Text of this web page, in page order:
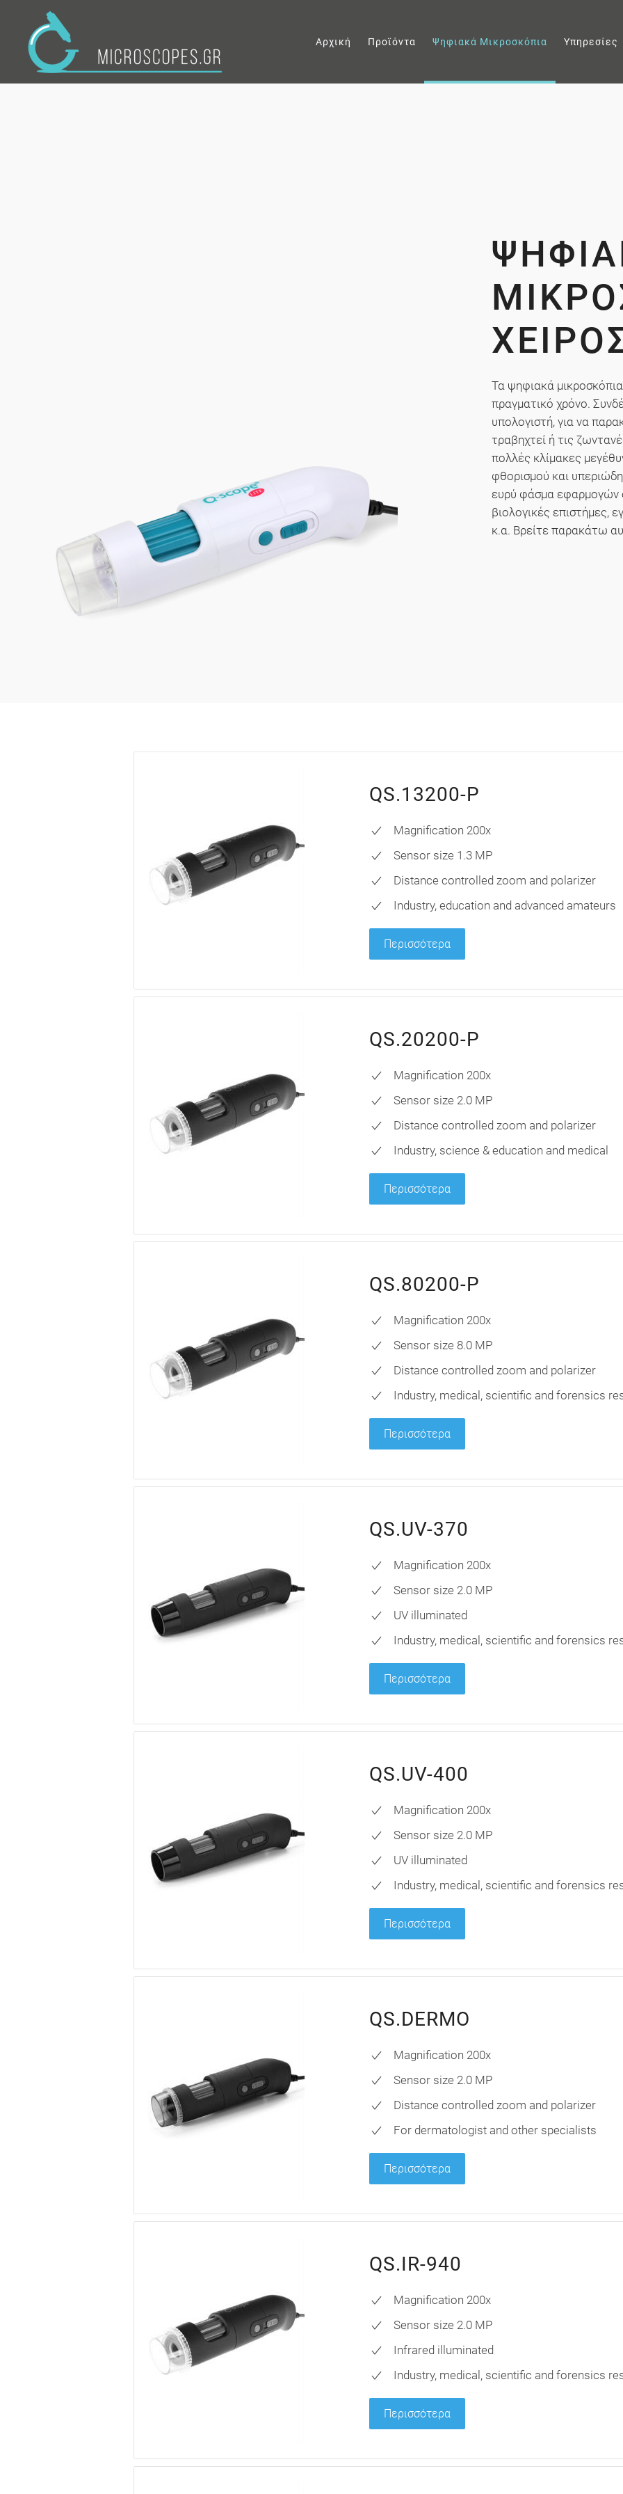
Αρχική Προϊόντα Ψηφιακά Μικροσκόπια Υπηρεσίες
Τα ψηφιακά
πραγματικό χρόνο.
υπολογιστή, για να
τραβηχτεί ή τις
πολλές κλίμακες
φθορισμού και
ευρύ φάσμα εφαρμογών
βιολογικές επιστήμες,
κ.α. Βρείτε παρακάτω
QS.13200-P
Magnification 200x
Sensor size 1.3 MP
Distance controlled zoom and polarizer
Industry, education and advanced amateurs
Περισσότερα
QS.20200-P
Magnification 200x
Sensor size 2.0 MP
Distance controlled zoom and polarizer
Industry, science & education and medical
Περισσότερα
QS.80200-P
Magnification 200x
Sensor size 8.0 MP
Distance controlled zoom and polarizer
Industry, medical, scientific and forensics
Περισσότερα
QS.UV-370
Magnification 200x
Sensor size 2.0 MP
UV illuminated
Industry, medical, scientific and forensics
Περισσότερα
QS.UV-400
Magnification 200x
Sensor size 2.0 MP
UV illuminated
Industry, medical, scientific and forensics
Περισσότερα
QS.DERMO
Magnification 200x
Sensor size 2.0 MP
Distance controlled zoom and polarizer
For dermatologist and other specialists
Περισσότερα
QS.IR-940
Magnification 200x
Sensor size 2.0 MP
Infrared illuminated
Industry, medical, scientific and forensics
Περισσότερα